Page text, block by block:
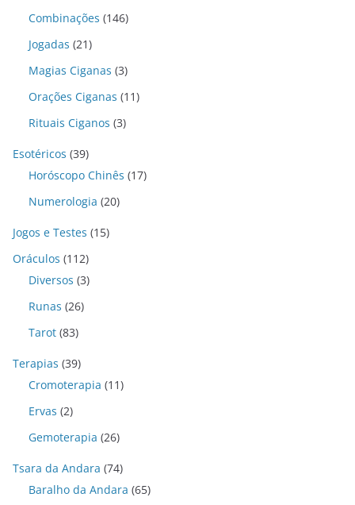
Combinações (146)
Jogadas (21)
Magias Ciganas (3)
Orações Ciganas (11)
Rituais Ciganos (3)
Esotéricos (39)
Horóscopo Chinês (17)
Numerologia (20)
Jogos e Testes (15)
Oráculos (112)
Diversos (3)
Runas (26)
Tarot (83)
Terapias (39)
Cromoterapia (11)
Ervas (2)
Gemoterapia (26)
Tsara da Andara (74)
Baralho da Andara (65)